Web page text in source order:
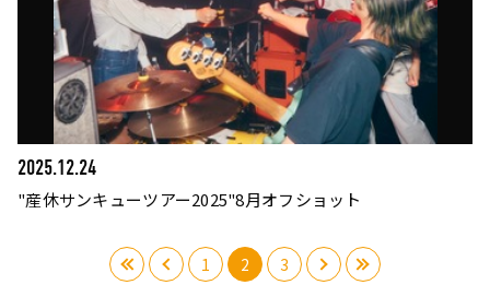
2025.12.24
"産休サンキューツアー2025"8月オフショット
« ‹ 1 2 3 › »